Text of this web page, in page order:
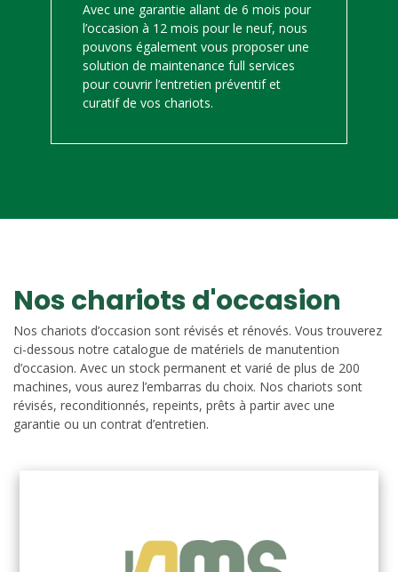
Avec une garantie allant de 6 mois pour
l’occasion à 12 mois pour le neuf, nous
pouvons également vous proposer une
solution de maintenance full services
pour couvrir l’entretien préventif et
curatif de vos chariots.
Nos chariots d'occasion
Nos chariots d’occasion sont révisés et rénovés. Vous trouverez
ci-dessous notre catalogue de matériels de manutention
d’occasion. Avec un stock permanent et varié de plus de 200
machines, vous aurez l’embarras du choix. Nos chariots sont
révisés, reconditionnés, repeints, prêts à partir avec une
garantie ou un contrat d’entretien.